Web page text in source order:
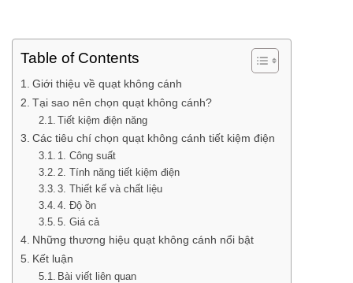
Table of Contents
Giới thiệu về quạt không cánh
Tại sao nên chọn quạt không cánh?
Tiết kiệm điện năng
Các tiêu chí chọn quạt không cánh tiết kiệm điện
1. Công suất
2. Tính năng tiết kiệm điện
3. Thiết kế và chất liệu
4. Độ ồn
5. Giá cả
Những thương hiệu quạt không cánh nổi bật
Kết luận
Bài viết liên quan